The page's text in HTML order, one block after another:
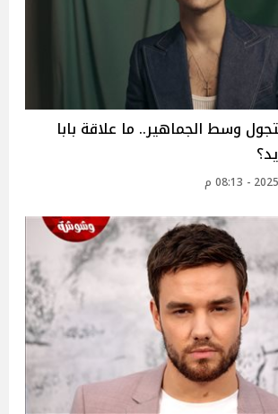
وسط الجماهير.. ما علاقة بابا